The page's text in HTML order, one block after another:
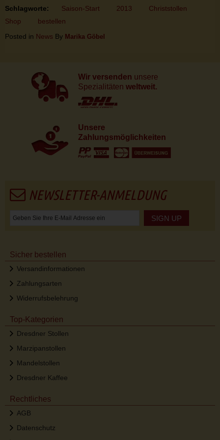
Schlagworte: Saison-Start 2013
Christstollen
Shop
bestellen
Posted in News By Marika Göbel
Wir versenden unsere
Spezialitäten weltweit.
Unsere
Zahlungsmöglichkeiten
NEWSLETTER-ANMELDUNG
SIGN UP
Sicher bestellen
Versandinformationen
Zahlungsarten
Widerrufsbelehrung
Top-Kategorien
Dresdner Stollen
Marzipanstollen
Mandelstollen
Dresdner Kaffee
Rechtliches
AGB
Datenschutz